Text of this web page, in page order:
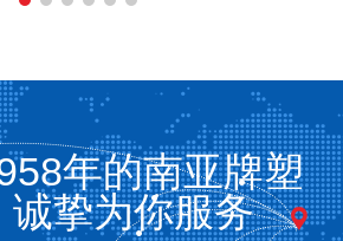
年的南亚牌塑
诚挚为你服务